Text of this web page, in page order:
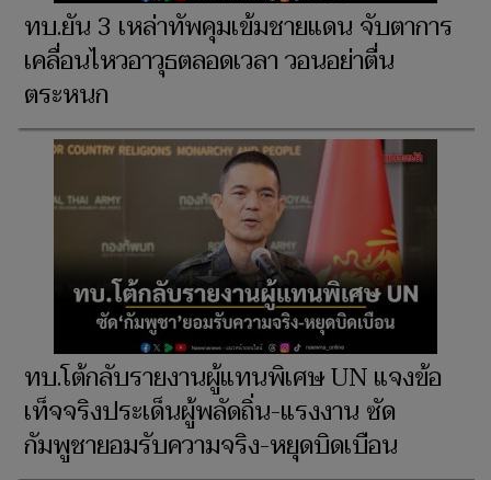
ทบ.ยัน 3 เหล่าทัพคุมเข้มชายแดน จับตาการ
เคลื่อนไหวอาวุธตลอดเวลา วอนอย่าตื่น
ตระหนก
ทบ.โต้กลับรายงานผู้แทนพิเศษ UN แจงข้อ
เท็จจริงประเด็นผู้พลัดถิ่น-แรงงาน ซัด
กัมพูชายอมรับความจริง-หยุดบิดเบือน